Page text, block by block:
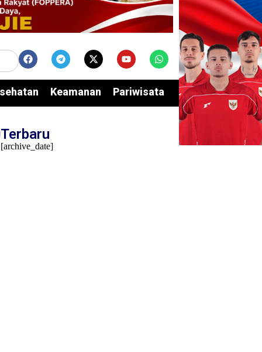
Keamanan Pariwisata Edukasi Opini
Terbaru
[archive_date]